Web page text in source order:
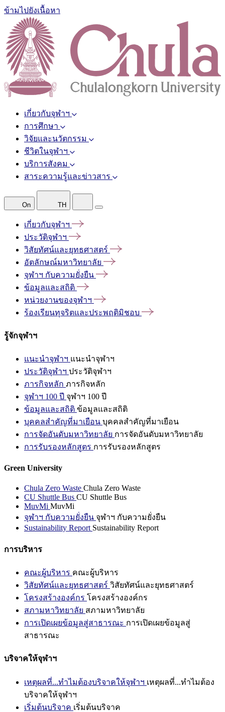
ข้ามไปยังเนื้อหา
เกี่ยวกับจุฬาฯ
การศึกษา
วิจัยและนวัตกรรม
ชีวิตในจุฬาฯ
บริการสังคม
สาระความรู้และข่าวสาร
On TH
เกี่ยวกับจุฬาฯ
ประวัติจุฬาฯ
วิสัยทัศน์และยุทธศาสตร์
อัตลักษณ์มหาวิทยาลัย
จุฬาฯ กับความยั่งยืน
ข้อมูลและสถิติ
หน่วยงานของจุฬาฯ
ร้องเรียนทุจริตและประพฤติมิชอบ
รู้จักจุฬาฯ
แนะนำจุฬาฯ แนะนำจุฬาฯ
ประวัติจุฬาฯ ประวัติจุฬาฯ
ภารกิจหลัก ภารกิจหลัก
จุฬาฯ 100 ปี จุฬาฯ 100 ปี
ข้อมูลและสถิติ ข้อมูลและสถิติ
บุคคลสำคัญที่มาเยือน บุคคลสำคัญที่มาเยือน
การจัดอันดับมหาวิทยาลัย การจัดอันดับมหาวิทยาลัย
การรับรองหลักสูตร การรับรองหลักสูตร
Green University
Chula Zero Waste Chula Zero Waste
CU Shuttle Bus CU Shuttle Bus
MuvMi MuvMi
จุฬาฯ กับความยั่งยืน จุฬาฯ กับความยั่งยืน
Sustainability Report Sustainability Report
การบริหาร
คณะผู้บริหาร คณะผู้บริหาร
วิสัยทัศน์และยุทธศาสตร์ วิสัยทัศน์และยุทธศาสตร์
โครงสร้างองค์กร โครงสร้างองค์กร
สภามหาวิทยาลัย สภามหาวิทยาลัย
การเปิดเผยข้อมูลสู่สาธารณะ การเปิดเผยข้อมูลสู่
สาธารณะ
บริจาคให้จุฬาฯ
เหตุผลที่...ทำไมต้องบริจาคให้จุฬาฯ เหตุผลที่...ทำไมต้อง
บริจาคให้จุฬาฯ
เริ่มต้นบริจาค เริ่มต้นบริจาค